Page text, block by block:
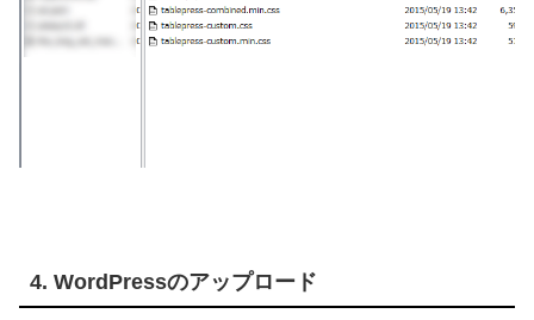
4. WordPressのアップロード